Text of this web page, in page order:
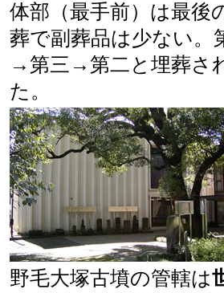
体部（最手前）は最後
葬で副葬品は少ない。
→第三→第二と埋葬さ
た。
野毛大塚古墳の管轄は